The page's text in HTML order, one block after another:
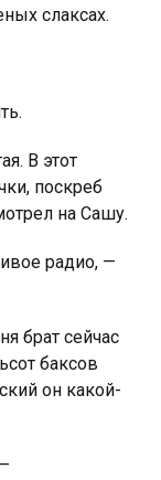
слаксах.
В этот
поскреб
на Сашу.
радио, —
брат сейчас
баксов
он какой-